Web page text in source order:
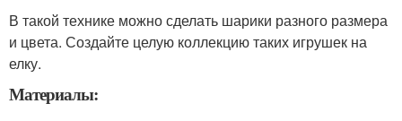
В такой технике можно сделать шарики разного размера
и цвета. Создайте целую коллекцию таких игрушек на
елку.
Материалы: